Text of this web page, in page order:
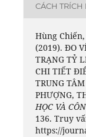
CÁCH TRÍCH
Hùng
(2019). ĐO
TRẠNG TỶ
CHI TIẾT
TRUNG
PHƯỢNG,
HỌC VÀ
136. Truy
https://